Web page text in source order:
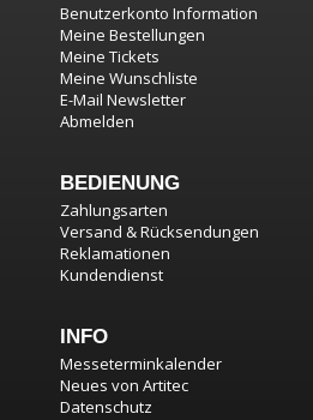
Benutzerkonto Information
Meine Bestellungen
Meine Tickets
Meine Wunschliste
E-Mail Newsletter
Abmelden
BEDIENUNG
Zahlungsarten
Versand & Rücksendungen
Reklamationen
Kundendienst
INFO
Messeterminkalender
Neues von Artitec
Datenschutz